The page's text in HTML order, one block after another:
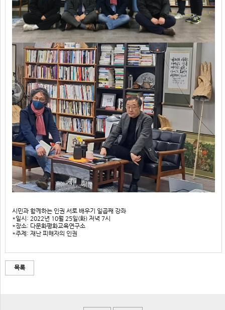
시민과 함께하는 인권 서로 배우기 일곱째 강좌
*일시: 2022년 10월 25일(화) 저녁 7시
*장소: 다문화평화교육연구소
*주제: 재난 피해자의 인권
목록